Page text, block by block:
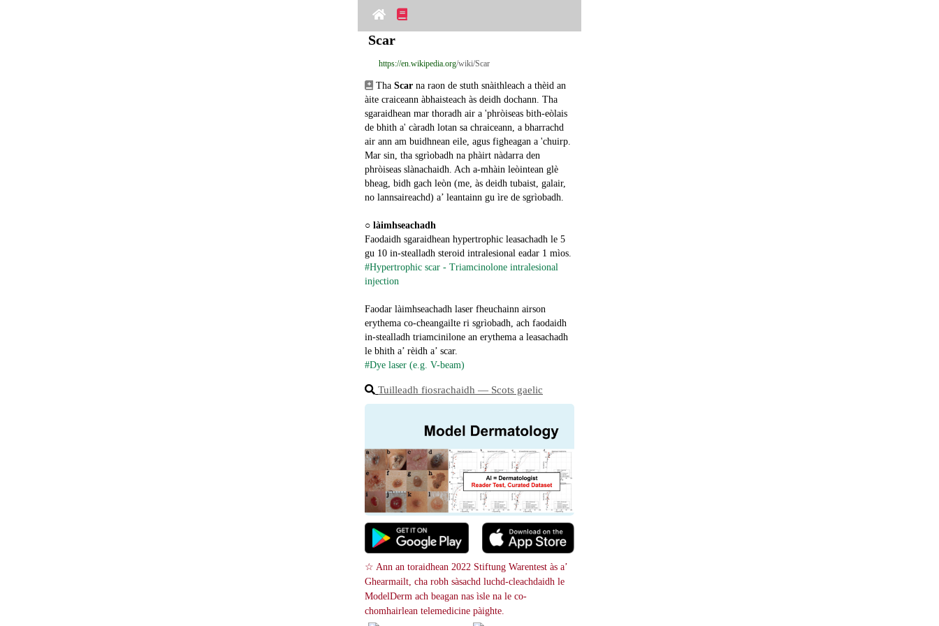
Scar
https://en.wikipedia.org/wiki/Scar
Tha Scar na raon de stuth snàithleach a thèid an
àite craiceann àbhaisteach às deidh dochann. Tha
sgaraidhean mar thoradh air a 'phròiseas bith-eòlais
de bhith a' càradh lotan sa chraiceann, a bharrachd
air ann am buidhnean eile, agus figheagan a 'chuirp.
Mar sin, tha sgrìobadh na phàirt nàdarra den
phròiseas slànachaidh. Ach a-mhàin leòintean glè
bheag, bidh gach leòn (me, às deidh tubaist, galair,
no lannsaireachd) a’ leantainn gu ìre de sgrìobadh.
○ làimhseachadh
Faodaidh sgaraidhean hypertrophic leasachadh le 5
gu 10 in-stealladh steroid intralesional eadar 1 mìos.
#Hypertrophic scar - Triamcinolone intralesional
injection
Faodar làimhseachadh laser fheuchainn airson
erythema co-cheangailte ri sgrìobadh, ach faodaidh
in-stealladh triamcinilone an erythema a leasachadh
le bhith a’ rèidh a’ scar.
#Dye laser (e.g. V-beam)
Tuilleadh fiosrachaidh ― Scots gaelic
☆ Ann an toraidhean 2022 Stiftung Warentest às a’
Ghearmailt, cha robh sàsachd luchd-cleachdaidh le
ModelDerm ach beagan nas ìsle na le co-
chomhairlean telemedicine pàighte.